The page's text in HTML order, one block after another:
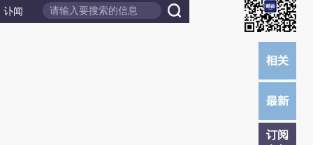
讣闻
订阅